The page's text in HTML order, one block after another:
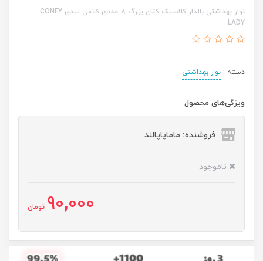
نوار بهداشتی بالدار کلاسیک کتان بزرگ 8 عددی کانفی لیدی CONFY
LADY
دسته : نوار بهداشتی
ویژگی‌های محصول
فروشنده: ماماپاپالند
ناموجود
90,000 تومان